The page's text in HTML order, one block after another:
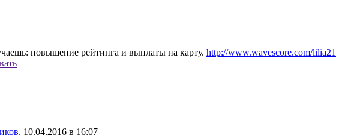
повышение рейтинга и выплаты на карту. http://www.wavescore.com/lilia21
10.04.2016 в 16:07